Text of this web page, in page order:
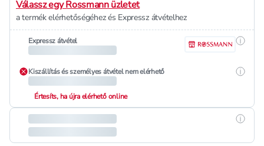
Válassz egy Rossmann üzletet
a termék elérhetőségéhez és Expressz átvételhez
Expressz átvétel
Kiszállítás és személyes átvétel nem elérhető
Értesíts, ha újra elérhető online